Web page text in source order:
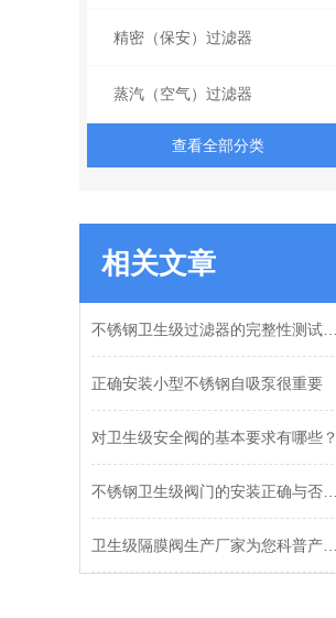
精密（保安）过滤器
蒸汽（空气）过滤器
查看全部分类
相关文章
正确安装小型不锈钢自吸泵很重要
对卫生级安全阀的基本要求有哪些？